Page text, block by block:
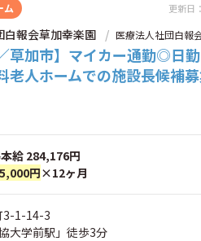
ム 更新日
白報会草加幸楽園 医療法人社団白報
／草加市】マイカー通勤◎日
老人ホームでの施設長候補
給 284,176円
円×12ヶ月
3-1-14-3
大学前駅」徒歩3分